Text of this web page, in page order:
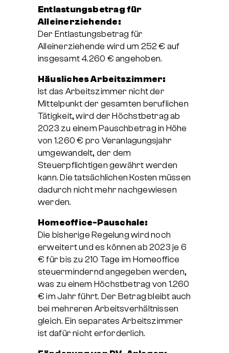
Entlastungsbetrag für
Alleinerziehende:
Der Entlastungsbetrag für
Alleinerziehende wird um 252 € auf
insgesamt 4.260 € angehoben.
Häusliches Arbeitszimmer:
Ist das Arbeitszimmer nicht der
Mittelpunkt der gesamten beruflichen
Tätigkeit, wird der Höchstbetrag ab
2023 zu einem Pauschbetrag in Höhe
von 1.260 € pro Veranlagungsjahr
umgewandelt, der dem
Steuerpflichtigen gewährt werden
kann. Die tatsächlichen Kosten müssen
dadurch nicht mehr nachgewiesen
werden.
Homeoffice-Pauschale:
Die bisherige Regelung wird noch
erweitert und es können ab 2023 je 6
€ für bis zu 210 Tage im Homeoffice
steuermindernd angegeben werden,
was zu einem Höchstbetrag von 1.260
€ im Jahr führt. Der Betrag bleibt auch
bei mehreren Arbeitsverhältnissen
gleich. Ein separates Arbeitszimmer
ist dafür nicht erforderlich.